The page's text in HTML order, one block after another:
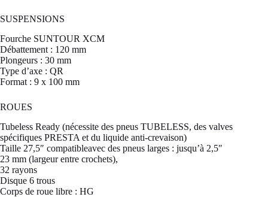
SUSPENSIONS
Fourche SUNTOUR XCM
Débattement : 120 mm
Plongeurs : 30 mm
Type d’axe : QR
Format : 9 x 100 mm
ROUES
Tubeless Ready (nécessite des pneus TUBELESS, des valves
spécifiques PRESTA et du liquide anti-crevaison)
Taille 27,5″ compatibleavec des pneus larges : jusqu’à 2,5″
23 mm (largeur entre crochets),
32 rayons
Disque 6 trous
Corps de roue libre : HG